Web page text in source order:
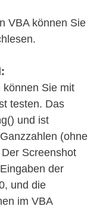
VBA können Sie
können Sie mit
testen. Das
und ist
(ohne
Screenshot
der
und die
im VBA